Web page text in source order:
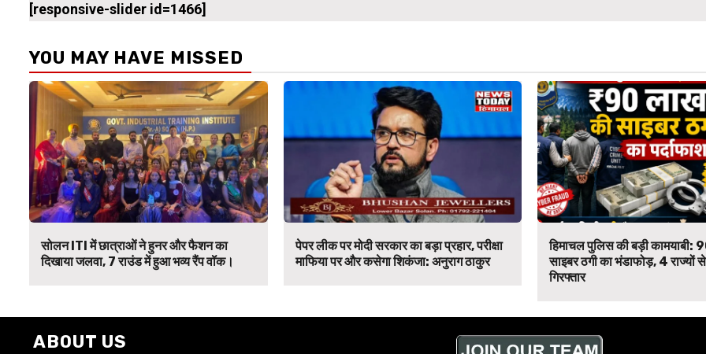
[responsive-slider id=1466]
YOU MAY HAVE MISSED
सोलन ITI में छात्राओं ने हुनर और फैशन का
दिखाया जलवा, 7 राउंड में हुआ भव्य रैंप वॉक।
पेपर लीक पर मोदी सरकार का बड़ा प्रहार, परीक्षा
माफिया पर और कसेगा शिकंजा: अनुराग ठाकुर
हिमाचल पुलिस की बड़ी कामयाबी:
साइबर ठगी का भंडाफोड़, 4 राज्यों
गिरफ्तार
ABOUT US